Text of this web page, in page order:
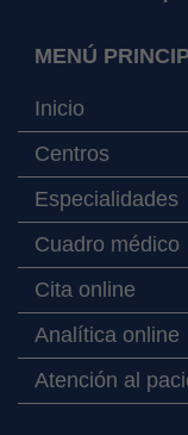
MENÚ
Inicio
Centros
Especialidades
Cuadro médico
Cita online
Analítica online
Atención al